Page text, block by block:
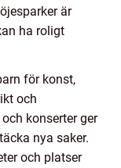
är
ha roligt
för konst,
och
konserter ger
nya saker.
och platser